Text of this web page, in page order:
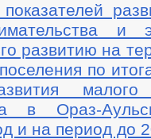
и
развитию на
по
в Ораз-
и на период до